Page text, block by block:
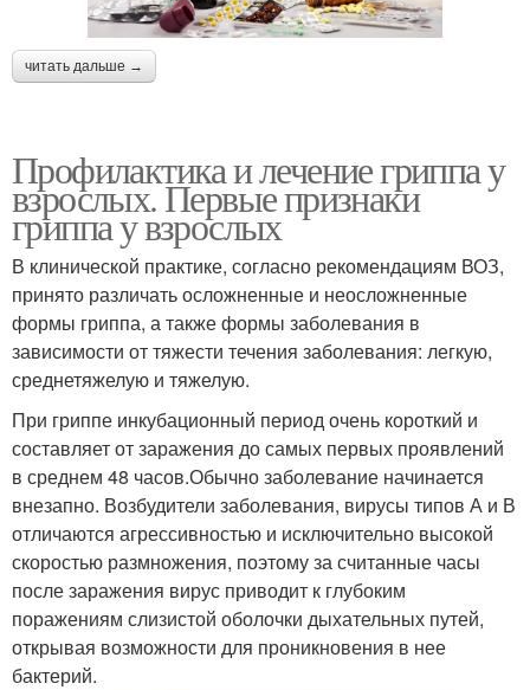
читать дальше →
Профилактика и лечение гриппа у
взрослых. Первые признаки
гриппа у взрослых
В клинической практике, согласно рекомендациям ВОЗ,
принято различать осложненные и неосложненные
формы гриппа, а также формы заболевания в
зависимости от тяжести течения заболевания: легкую,
среднетяжелую и тяжелую.
При гриппе инкубационный период очень короткий и
составляет от заражения до самых первых проявлений
в среднем 48 часов.Обычно заболевание начинается
внезапно. Возбудители заболевания, вирусы типов А и В
отличаются агрессивностью и исключительно высокой
скоростью размножения, поэтому за считанные часы
после заражения вирус приводит к глубоким
поражениям слизистой оболочки дыхательных путей,
открывая возможности для проникновения в нее
бактерий.